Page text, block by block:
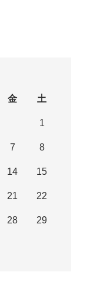
金 土
1
7 8
14 15
21 22
28 29